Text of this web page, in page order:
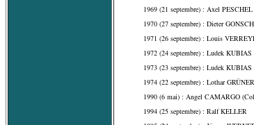
1969 (21 septembre) : Axel PESCHEL
1970 (27 septembre) : Dieter
1971 (26 septembre) : Louis
1972 (24 septembre) : Ludek KUBIAS
1973 (23 septembre) : Ludek KUBIAS
1974 (22 septembre) : Lothar GRÜNER
1990 (6 mai) : Angel CAMARGO
1994 (25 septembre) : Ralf KELLER